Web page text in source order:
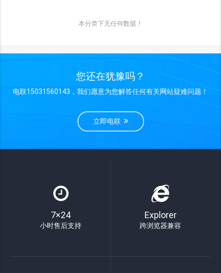
本分类下无任何数据！
您还在犹豫吗？
电联15031560143，我们愿意为您解答任何有关网站疑难问题！
立即电联
7×24
小时售后支持
Explorer
跨浏览器兼容